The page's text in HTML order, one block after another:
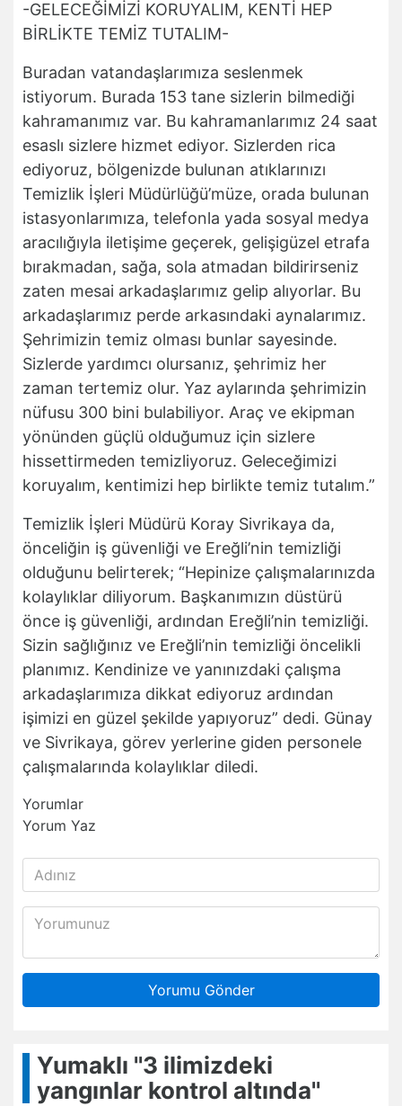
-GELECEĞİMİZİ KORUYALIM, KENTİ HEP
BİRLİKTE TEMİZ TUTALIM-
Buradan vatandaşlarımıza seslenmek
istiyorum. Burada 153 tane sizlerin bilmediği
kahramanımız var. Bu kahramanlarımız 24 saat
esaslı sizlere hizmet ediyor. Sizlerden rica
ediyoruz, bölgenizde bulunan atıklarınızı
Temizlik İşleri Müdürlüğü’müze, orada bulunan
istasyonlarımıza, telefonla yada sosyal medya
aracılığıyla iletişime geçerek, gelişigüzel etrafa
bırakmadan, sağa, sola atmadan bildirirseniz
zaten mesai arkadaşlarımız gelip alıyorlar. Bu
arkadaşlarımız perde arkasındaki aynalarımız.
Şehrimizin temiz olması bunlar sayesinde.
Sizlerde yardımcı olursanız, şehrimiz her
zaman tertemiz olur. Yaz aylarında şehrimizin
nüfusu 300 bini bulabiliyor. Araç ve ekipman
yönünden güçlü olduğumuz için sizlere
hissettirmeden temizliyoruz. Geleceğimizi
koruyalım, kentimizi hep birlikte temiz tutalım.”
Temizlik İşleri Müdürü Koray Sivrikaya da,
önceliğin iş güvenliği ve Ereğli’nin temizliği
olduğunu belirterek; “Hepinize çalışmalarınızda
kolaylıklar diliyorum. Başkanımızın düstürü
önce iş güvenliği, ardından Ereğli’nin temizliği.
Sizin sağlığınız ve Ereğli’nin temizliği öncelikli
planımız. Kendinize ve yanınızdaki çalışma
arkadaşlarımıza dikkat ediyoruz ardından
işimizi en güzel şekilde yapıyoruz” dedi. Günay
ve Sivrikaya, görev yerlerine giden personele
çalışmalarında kolaylıklar diledi.
Yorumlar
Yorum Yaz
Yorumu Gönder
Yumaklı ''3 ilimizdeki
yangınlar kontrol altında''